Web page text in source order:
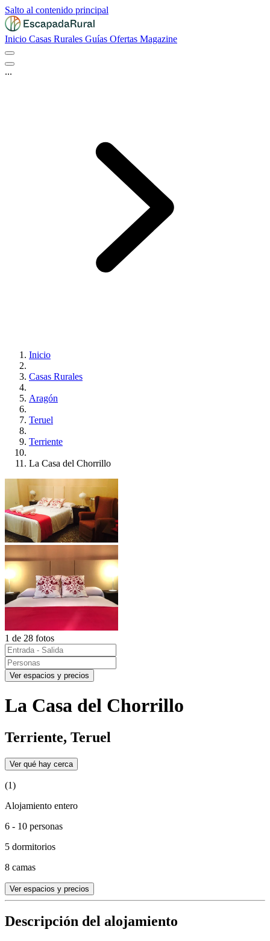
Salto al contenido principal
Inicio Casas Rurales Guías Ofertas Magazine
...
Inicio
Casas Rurales
Aragón
Teruel
Terriente
La Casa del Chorrillo
1 de 28 fotos
Ver espacios y precios
La Casa del Chorrillo
Terriente, Teruel
Ver qué hay cerca
(1)
Alojamiento entero
6 - 10 personas
5 dormitorios
8 camas
Ver espacios y precios
Descripción del alojamiento